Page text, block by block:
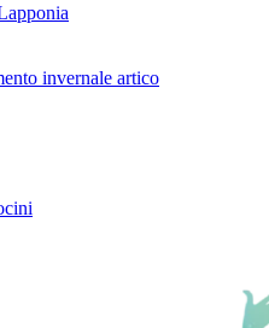
invernale artico